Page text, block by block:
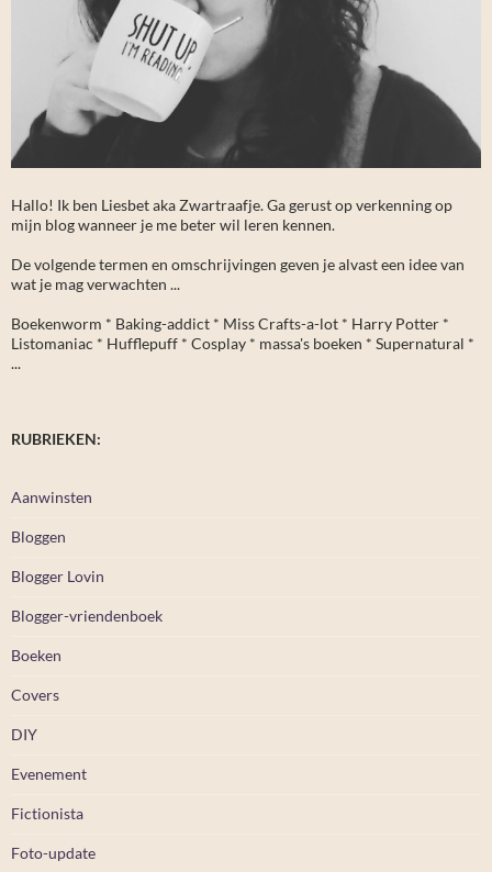
Hallo! Ik ben Liesbet aka Zwartraafje. Ga gerust op verkenning op
mijn blog wanneer je me beter wil leren kennen.
De volgende termen en omschrijvingen geven je alvast een idee van
wat je mag verwachten ...
Boekenworm * Baking-addict * Miss Crafts-a-lot * Harry Potter *
Listomaniac * Hufflepuff * Cosplay * massa's boeken * Supernatural *
...
RUBRIEKEN:
Aanwinsten
Bloggen
Blogger Lovin
Blogger-vriendenboek
Boeken
Covers
DIY
Evenement
Fictionista
Foto-update